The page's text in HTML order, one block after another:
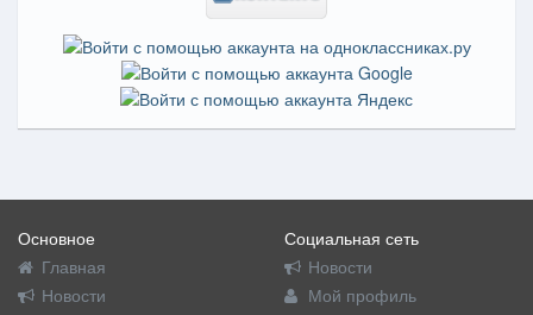
Основное
Главная
Новости
Социальная сеть
Новости
Мой профиль